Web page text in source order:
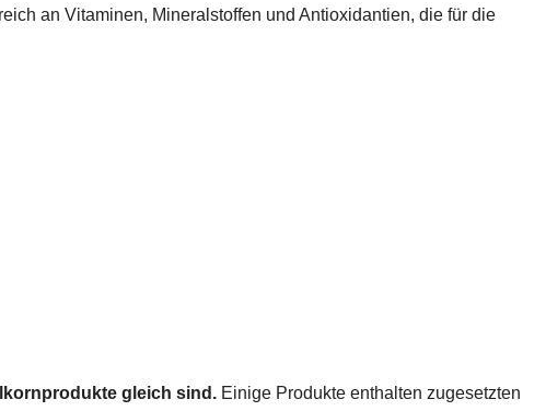
an Vitaminen, Mineralstoffen und Antioxidantien, die für die
gleich sind. Einige Produkte enthalten zugesetzten